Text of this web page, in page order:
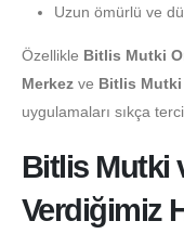
Uzun ömürlü ve
Özellikle Bitlis Mutki
Merkez ve Bitlis Mutki
uygulamaları sıkça
Bitlis Mutki
Verdiğimiz